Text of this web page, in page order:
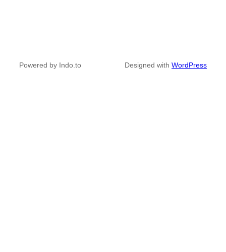
Powered by Indo.to Designed with WordPress